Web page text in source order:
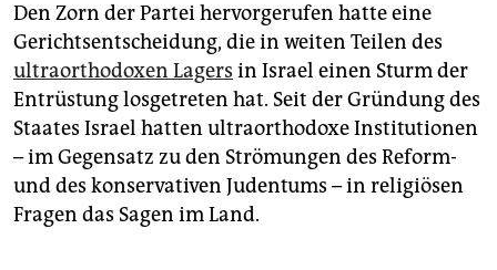
Den Zorn der Partei hervorgerufen hatte eine
Gerichtsentscheidung, die in weiten Teilen des
ultraorthodoxen Lagers in Israel einen Sturm der
Entrüstung losgetreten hat. Seit der Gründung des
Staates Israel hatten ultraorthodoxe Institutionen
– im Gegensatz zu den Strömungen des Reform-
und des konservativen Judentums – in religiösen
Fragen das Sagen im Land.